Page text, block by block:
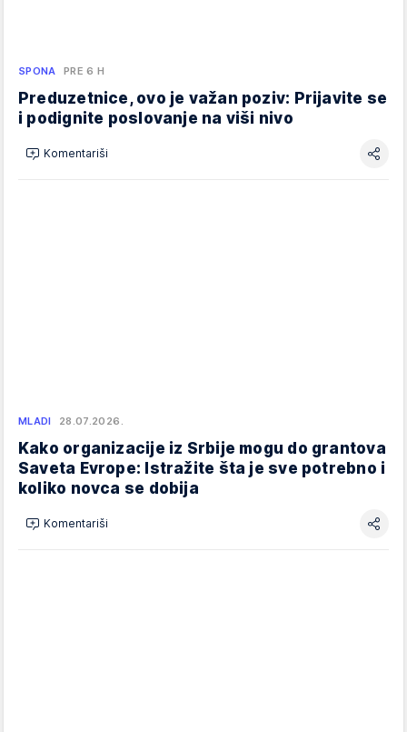
SPONA PRE 6 H
Preduzetnice, ovo je važan poziv: Prijavite se
i podignite poslovanje na viši nivo
Komentariši
MLADI 28.07.2026.
Kako organizacije iz Srbije mogu do grantova
Saveta Evrope: Istražite šta je sve potrebno i
koliko novca se dobija
Komentariši